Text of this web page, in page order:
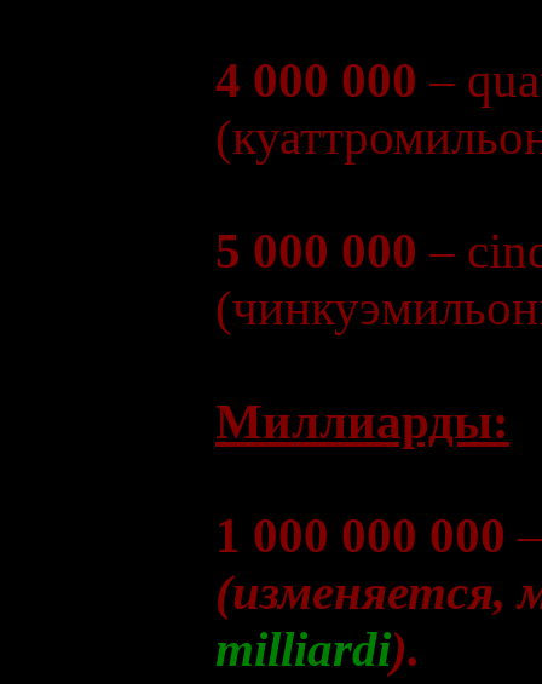
4 000 000 –
5 000 000 –
Миллиарды:
1 000 000 000
(изменяется,
milliardi).